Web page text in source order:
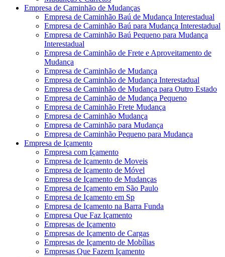
Empresa de Caminhão de Mudanças
Empresa de Caminhão Baú de Mudança Interestadual
Empresa de Caminhão Baú para Mudança Interestadual
Empresa de Caminhão Baú Pequeno para Mudança
Interestadual
Empresa de Caminhão de Frete e Aproveitamento de
Mudança
Empresa de Caminhão de Mudança
Empresa de Caminhão de Mudança Interestadual
Empresa de Caminhão de Mudança para Outro Estado
Empresa de Caminhão de Mudança Pequeno
Empresa de Caminhão Frete Mudança
Empresa de Caminhão Mudança
Empresa de Caminhão para Mudança
Empresa de Caminhão Pequeno para Mudança
Empresa de Içamento
Empresa com Içamento
Empresa de Içamento de Moveis
Empresa de Içamento de Móvel
Empresa de Içamento de Mudanças
Empresa de Içamento em São Paulo
Empresa de Içamento em Sp
Empresa de Içamento na Barra Funda
Empresa Que Faz Içamento
Empresas de Içamento
Empresas de Içamento de Cargas
Empresas de Içamento de Mobílias
Empresas Que Fazem Içamento